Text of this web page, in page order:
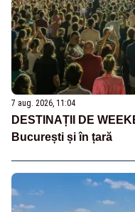
7 aug. 2026, 11:04
DESTINAȚII DE
București și în țară